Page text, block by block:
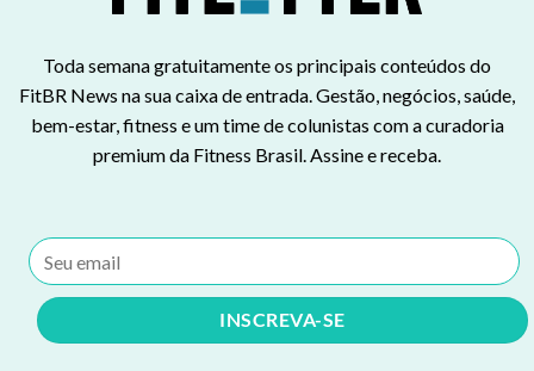
Toda semana gratuitamente os principais conteúdos do
FitBR News na sua caixa de entrada. Gestão, negócios, saúde,
bem-estar, fitness e um time de colunistas com a curadoria
premium da Fitness Brasil. Assine e receba.